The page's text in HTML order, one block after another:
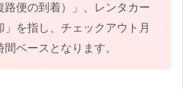
路便の到着）」、レンタカー
」を指し、チェックアウト月
ベースとなります。